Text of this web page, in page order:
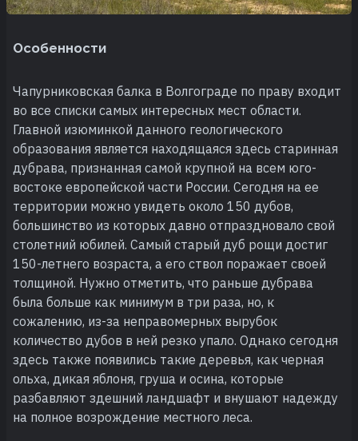
Особенности
Чапурниковская балка в Волгограде по праву входит
во все списки самых интересных мест области.
Главной изюминкой данного геологического
образования является находящаяся здесь старинная
дубрава, признанная самой крупной на всем юго-
востоке европейской части России. Сегодня на ее
территории можно увидеть около 150 дубов,
большинство из которых давно отпраздновало свой
столетний юбилей. Самый старый дуб рощи достиг
150-летнего возраста, а его ствол поражает своей
толщиной. Нужно отметить, что раньше дубрава
была больше как минимум в три раза, но, к
сожалению, из-за неправомерных вырубок
количество дубов в ней резко упало. Однако сегодня
здесь также появились такие деревья, как черная
ольха, дикая яблоня, груша и осина, которые
разбавляют здешний ландшафт и внушают надежду
на полное возрождение местного леса.